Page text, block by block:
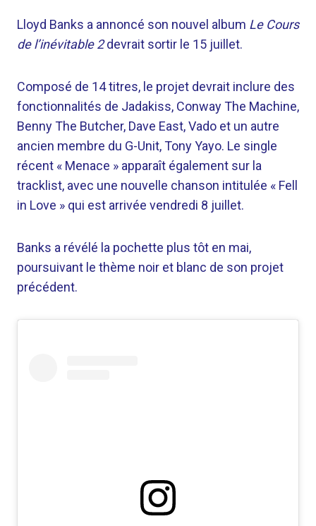
Lloyd Banks a annoncé son nouvel album Le Cours
de l’inévitable 2devrait sortir le 15 juillet.
Composé de 14 titres, le projet devrait inclure des
fonctionnalités de Jadakiss, Conway The Machine,
Benny The Butcher, Dave East, Vado et un autre
ancien membre du G-Unit, Tony Yayo. Le single
récent « Menace » apparaît également sur la
tracklist, avec une nouvelle chanson intitulée « Fell
in Love » qui est arrivée vendredi 8 juillet.
Banks a révélé la pochette plus tôt en mai,
poursuivant le thème noir et blanc de son projet
précédent.